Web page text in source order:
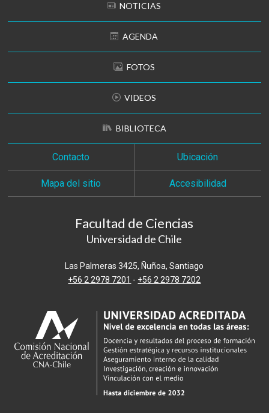
NOTICIAS
AGENDA
FOTOS
VIDEOS
BIBLIOTECA
Contacto Ubicación
Mapa del sitio Accesibilidad
Facultad de Ciencias
Universidad de Chile
Las Palmeras 3425, Ñuñoa, Santiago
+56 2 2978 7201 - +56 2 2978 7202